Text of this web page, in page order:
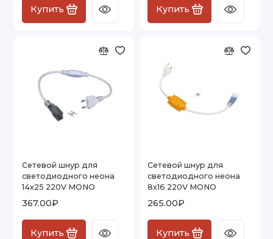
Купить Купить
Сетевой шнур для
светодиодного неона
14х25 220V MONO
367.00₽
Купить
Сетевой шнур для
светодиодного неона
8х16 220V MONO
265.00₽
Купить